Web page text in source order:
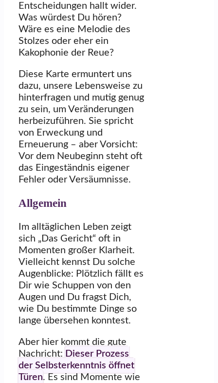
Entscheidungen hallt wider.
Was würdest Du hören?
Wäre es eine Melodie des
Stolzes oder eher ein
Kakophonie der Reue?
Diese Karte ermuntert uns
dazu, unsere Lebensweise zu
hinterfragen und mutig genug
zu sein, um Veränderungen
herbeizuführen. Sie spricht
von Erweckung und
Erneuerung – aber Vorsicht:
Vor dem Neubeginn steht oft
das Eingeständnis eigener
Fehler oder Versäumnisse.
Allgemein
Im alltäglichen Leben zeigt
sich „Das Gericht“ oft in
Momenten großer Klarheit.
Vielleicht kennst Du solche
Augenblicke: Plötzlich fällt es
Dir wie Schuppen von den
Augen und Du fragst Dich,
wie Du bestimmte Dinge so
lange übersehen konntest.
Aber hier kommt die gute
Nachricht: Dieser Prozess
der Selbsterkenntnis öffnet
Türen. Es sind Momente wie